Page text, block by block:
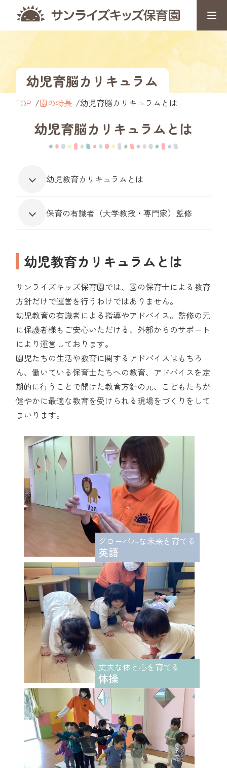
幼児育脳カリキュラム
TOP 園の特長 幼児育脳カリキュラムとは
幼児育脳カリキュラムとは
幼児教育カリキュラムとは
保育の有識者（大学教授・専門家）監修
幼児教育カリキュラムとは
サンライズキッズ保育園では、園の保育士による教育
方針だけで運営を行うわけではありません。
幼児教育の有識者による指導やアドバイス。監修の元
に保護者様もご安心いただける、外部からのサポート
により運営しております。
園児たちの生活や教育に関するアドバイスはもちろ
ん、働いている保育士たちへの教育、アドバイスを定
期的に行うことで開けた教育方針の元、こどもたちが
健やかに最適な教育を受けられる現場をづくりをして
まいります。
グローバルな未来を育てる
英語
丈夫な体と心を育てる
体操